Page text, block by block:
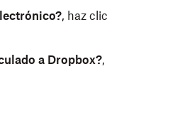
, haz clic
a Dropbox?,